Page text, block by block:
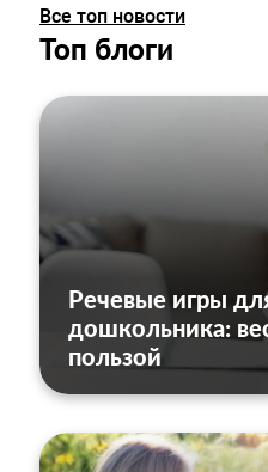
Все топ новости
Топ блоги
Речевые игры
дошкольника:
пользой